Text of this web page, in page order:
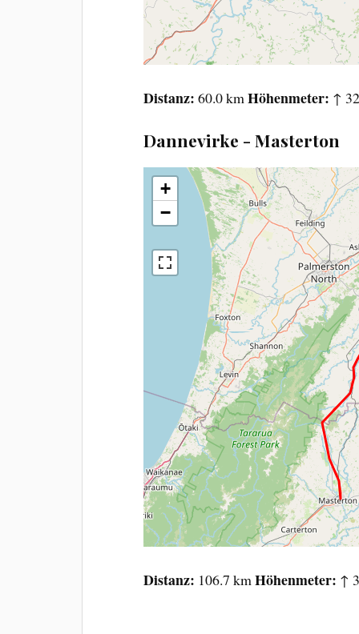
Distanz 60.0 kmHöhenmeter ↑
Dannevirke - Masterton
+
−
Distanz 106.7 kmHöhenmeter ↑